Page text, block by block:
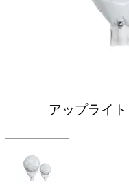
アップライ